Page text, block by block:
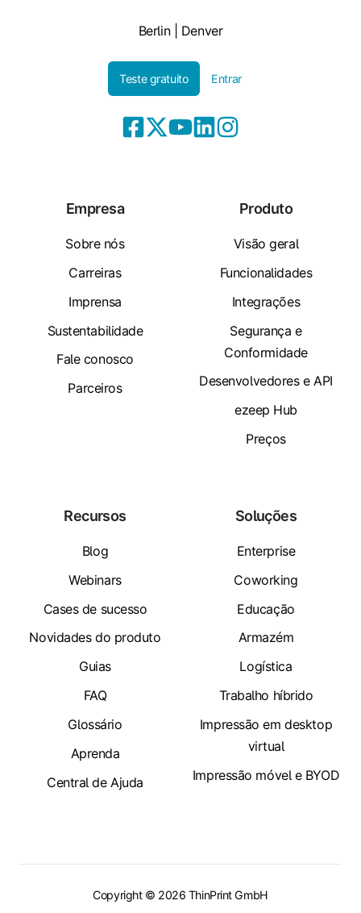
Berlin | Denver
Teste gratuito Entrar
Empresa
Sobre nós
Carreiras
Imprensa
Sustentabilidade
Fale conosco
Parceiros
Produto
Visão geral
Funcionalidades
Integrações
Segurança e
Conformidade
Desenvolvedores e API
ezeep Hub
Preços
Recursos
Blog
Webinars
Cases de sucesso
Novidades do produto
Guias
FAQ
Glossário
Aprenda
Central de Ajuda
Soluções
Enterprise
Coworking
Educação
Armazém
Logística
Trabalho híbrido
Impressão em desktop
virtual
Impressão móvel e BYOD
Copyright © 2026 ThinPrint GmbH